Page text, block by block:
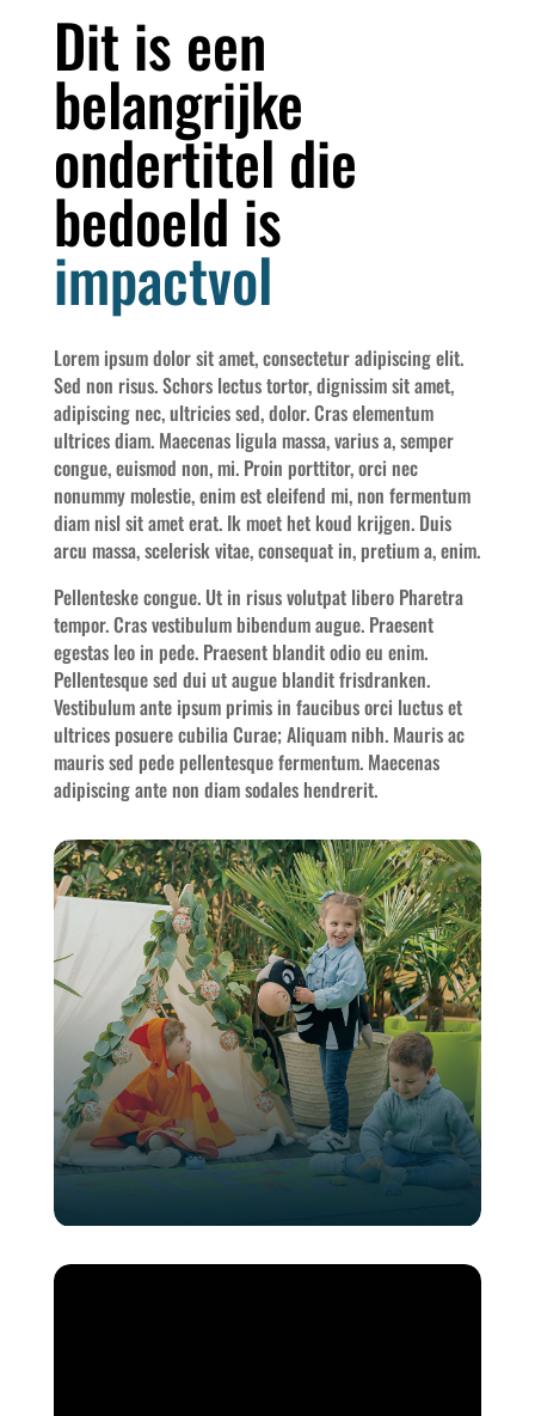
Dit is een
belangrijke
ondertitel die
bedoeld is
impactvol
Lorem ipsum dolor sit amet, consectetur adipiscing elit.
Sed non risus. Schors lectus tortor, dignissim sit amet,
adipiscing nec, ultricies sed, dolor. Cras elementum
ultrices diam. Maecenas ligula massa, varius a, semper
congue, euismod non, mi. Proin porttitor, orci nec
nonummy molestie, enim est eleifend mi, non fermentum
diam nisl sit amet erat. Ik moet het koud krijgen. Duis
arcu massa, scelerisk vitae, consequat in, pretium a, enim.
Pellenteske congue. Ut in risus volutpat libero Pharetra
tempor. Cras vestibulum bibendum augue. Praesent
egestas leo in pede. Praesent blandit odio eu enim.
Pellentesque sed dui ut augue blandit frisdranken.
Vestibulum ante ipsum primis in faucibus orci luctus et
ultrices posuere cubilia Curae; Aliquam nibh. Mauris ac
mauris sed pede pellentesque fermentum. Maecenas
adipiscing ante non diam sodales hendrerit.